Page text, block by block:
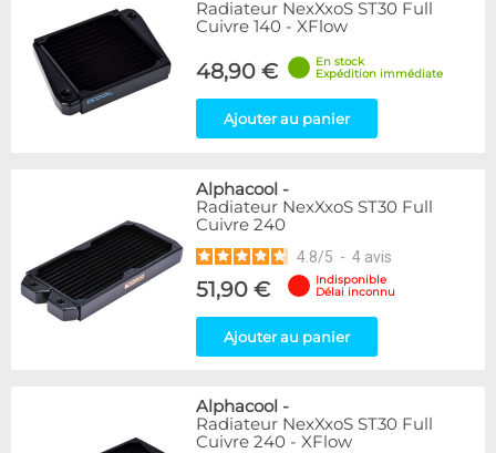
Radiateur NexXxoS ST30 Full
Cuivre 140 - XFlow
48,90 €
En stock
Expédition immédiate
Ajouter au panier
Alphacool -
Radiateur NexXxoS ST30 Full
Cuivre 240
4.8/5 - 4 avis
51,90 €
Indisponible
Délai inconnu
Ajouter au panier
Alphacool -
Radiateur NexXxoS ST30 Full
Cuivre 240 - XFlow